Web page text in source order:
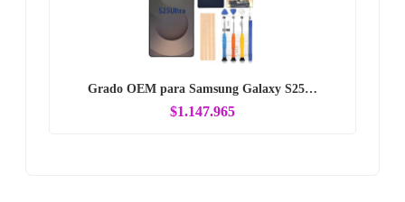
Grado OEM para Samsung Galaxy S25…
$1.147.965